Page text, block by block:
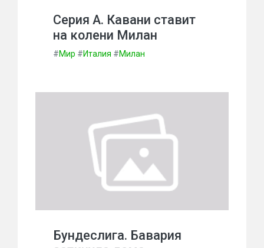
Серия А. Кавани ставит
на колени Милан
#Мир #Италия #Милан
Бундеслига. Бавария